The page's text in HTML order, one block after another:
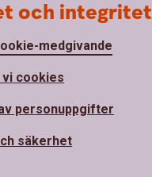
och integritet
medgivande
cookies
personuppgifter
säkerhet